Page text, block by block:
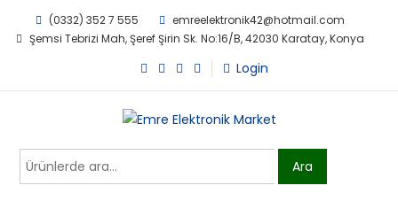
(0332) 352 7 555
emreelektronik42@hotmail.com
Şemsi Tebrizi Mah, Şeref Şirin Sk. No:16/B, 42030 Karatay, Konya
Login
Emre Elektronik Market
Ara: Ara